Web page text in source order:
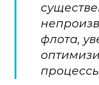
флота,